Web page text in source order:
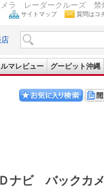
ラ レーダークルーズ
サイトマップ 質問はコ
マレビュー グーピット沖縄
ナビ バックカ